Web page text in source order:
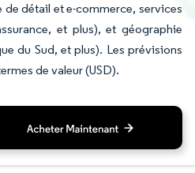
détail et e-commerce, services
et plus), et géographie
du Sud, et plus). Les prévisions
de valeur (USD).